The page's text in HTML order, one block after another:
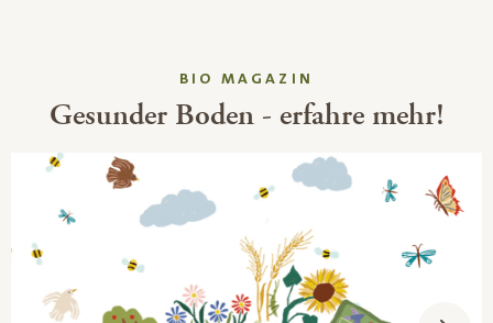
BIO MAGAZIN
Gesunder Boden - erfahre mehr!